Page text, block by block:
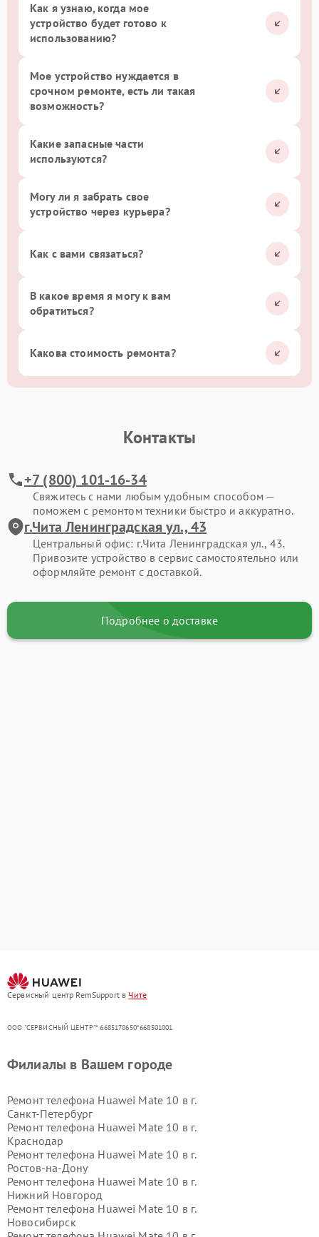
Как я узнаю, когда мое
устройство будет готово к
использованию?
Мое устройство нуждается в
срочном ремонте, есть ли такая
возможность?
Какие запасные части
используются?
Могу ли я забрать свое
устройство через курьера?
Как с вами связаться?
В какое время я могу к вам
обратиться?
Какова стоимость ремонта?
Контакты
+7 (800) 101-16-34
Свяжитесь с нами любым удобным способом —
поможем с ремонтом техники быстро и аккуратно.
г.Чита Ленинградская ул., 43
Центральный офис: г.Чита Ленинградская ул., 43.
Привозите устройство в сервис самостоятельно или
оформляйте ремонт с доставкой.
Подробнее о доставке
Сервисный центр RemSupport вЧите
ООО "СЕРВИСНЫЙ ЦЕНТР"* 6685170650*668501001
Филиалы в Вашем городе
Ремонт телефона Huawei Mate 10 в г.
Санкт-Петербург
Ремонт телефона Huawei Mate 10 в г.
Краснодар
Ремонт телефона Huawei Mate 10 в г.
Ростов-на-Дону
Ремонт телефона Huawei Mate 10 в г.
Нижний Новгород
Ремонт телефона Huawei Mate 10 в г.
Новосибирск